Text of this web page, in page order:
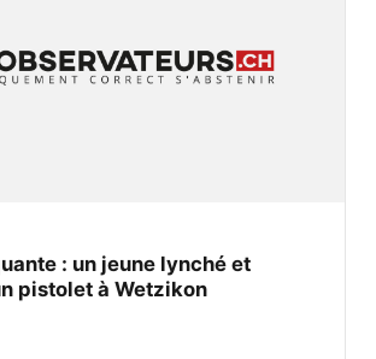
: un jeune lynché et
pistolet à Wetzikon